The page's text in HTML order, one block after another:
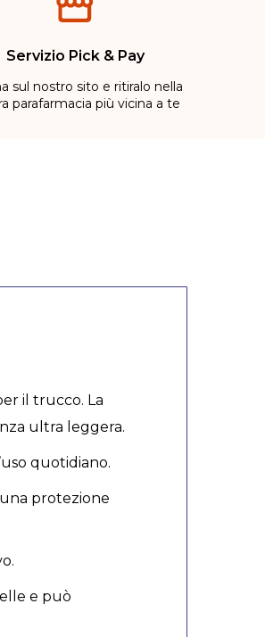
Servizio Pick & Pay
sul nostro sito e ritiralo nella
parafarmacia più vicina a te
il trucco. La
ultra leggera.
quotidiano.
protezione
e può